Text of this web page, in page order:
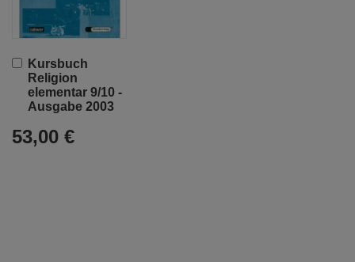
Kursbuch
Religion
elementar 9/10 -
Ausgabe 2003
53,00 €
In
den
Warenkorb